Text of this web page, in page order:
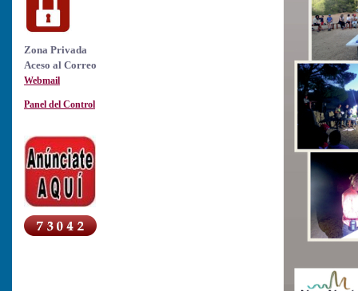
Zona Privada
Aceso al Correo
Webmail
Panel del Control